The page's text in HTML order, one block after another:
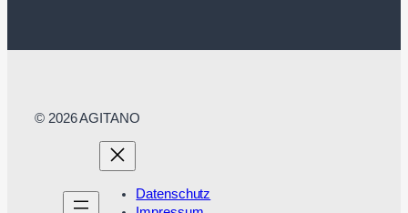
© 2026 AGITANO
Datenschutz